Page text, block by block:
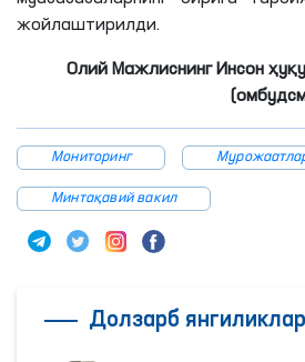
жойлаштирилди.
Олий Мажлиснинг Инсон
Мониторинг
Минтақавий вакил
Долзарб янгиликлар